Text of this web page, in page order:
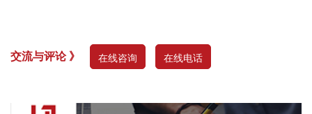
交流与评论 》 在线咨询 在线电话